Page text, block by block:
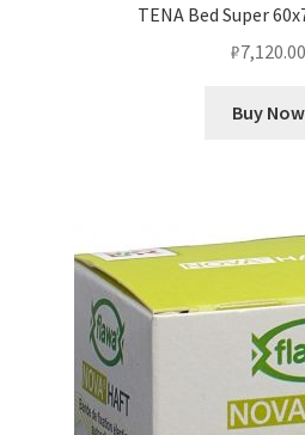
TENA Bed Super
₽7,120.00
Buy Now